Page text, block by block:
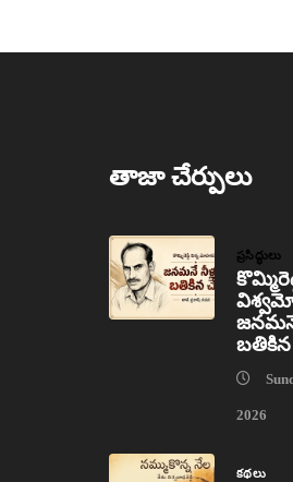
తాజా చేర్పులు
ప్రసిద్ధులు
2026
కథలు